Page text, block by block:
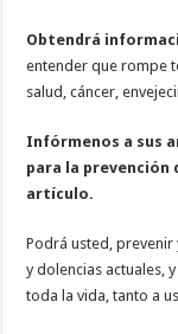
Obtendrá
entender que rompe
salud, cáncer,
Infórmenos a sus
para la
artículo.
Podrá usted,
y dolencias actuales,
toda la vida, tanto a